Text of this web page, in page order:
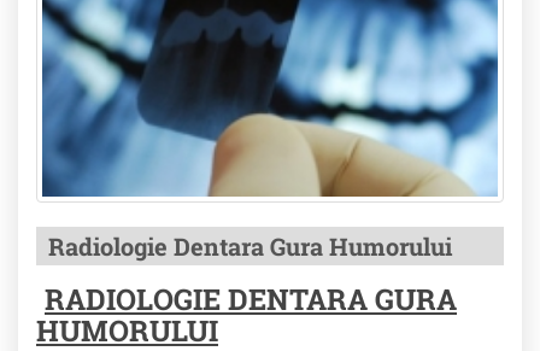
Radiologie Dentara Gura Humorului
RADIOLOGIE DENTARA GURA
HUMORULUI